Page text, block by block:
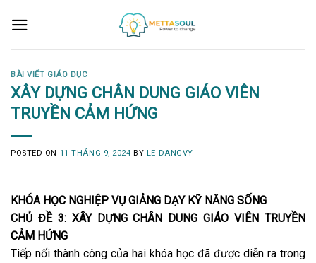
BÀI VIẾT GIÁO DỤC
XÂY DỰNG CHÂN DUNG GIÁO VIÊN
TRUYỀN CẢM HỨNG
POSTED ON 11 THÁNG 9, 2024 BY LE DANGVY
KHÓA HỌC NGHIỆP VỤ GIẢNG DẠY KỸ NĂNG SỐNG
CHỦ ĐỀ 3: XÂY DỰNG CHÂN DUNG GIÁO VIÊN TRUYỀN
CẢM HỨNG
Tiếp nối thành công của hai khóa học đã được diễn ra trong